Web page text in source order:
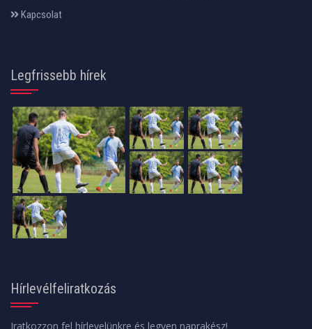
Kapcsolat
Legfrissebb hírek
Hírlevélfeliratkozás
Iratkozzon fel hírlevelünkre és legyen naprakész!